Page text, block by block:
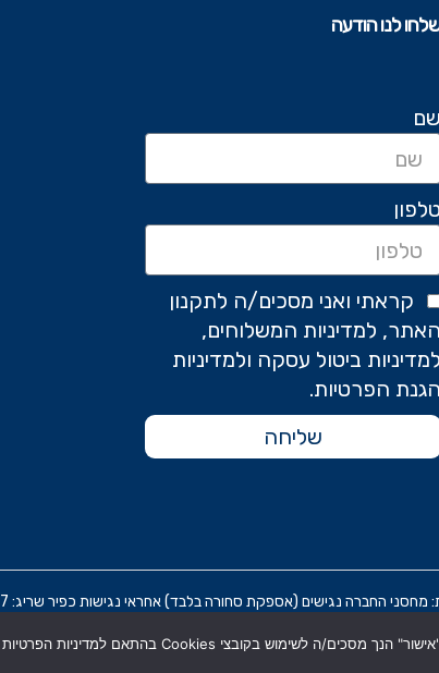
לנו הודעה
שם
טלפון
קראתי ואני מסכים/ה לתקנון
האתר, למדיניות המשלוחים,
למדיניות ביטול עסקה ולמדיניות
הגנת הפרטיות.
שליחה
נגישים (אספקת סחורה בלבד) אחראי נגישות כפיר שריג: 02-6504977
תקנון אתר מדניות הפרטיות הצהרת נגישות